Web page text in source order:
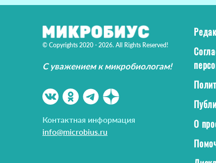
© Copyrights 2020 - 2026. All Rights Reserved!
С уважением к микробиологам!
Контактная информация
info@microbius.ru
О